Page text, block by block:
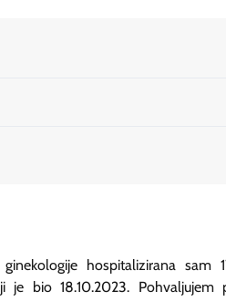
hospitalizirana sam
je bio 18.10.2023. Pohvaljujem